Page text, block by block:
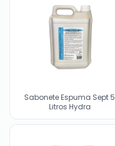
Sabonete Espuma Sept 5
Litros Hydra